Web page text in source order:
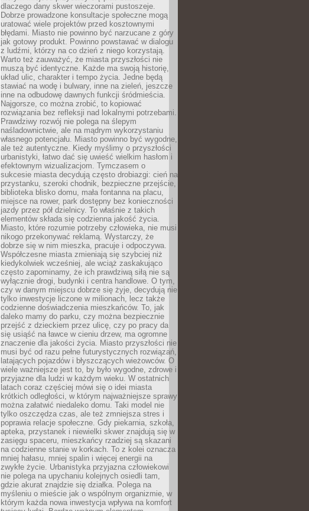
dlaczego dany skwer wieczorami pustoszeje.
Dobrze prowadzone konsultacje społeczne mogą
uratować wiele projektów przed kosztownymi
błędami. Miasto nie powinno być narzucane z góry
jak gotowy produkt. Powinno powstawać w dialogu
z ludźmi, którzy na co dzień z niego korzystają.
Warto też zauważyć, że miasta przyszłości nie
muszą być identyczne. Każde ma swoją historię,
układ ulic, charakter i tempo życia. Jedne będą
stawiać na wodę i bulwary, inne na zieleń, jeszcze
inne na odbudowę dawnych funkcji śródmieścia.
Najgorsze, co można zrobić, to kopiować
rozwiązania bez refleksji nad lokalnymi potrzebami.
Prawdziwy rozwój nie polega na ślepym
naśladownictwie, ale na mądrym wykorzystaniu
własnego potencjału. Miasto powinno być wygodne,
ale też autentyczne. Kiedy myślimy o przyszłości
urbanistyki, łatwo dać się uwieść wielkim hasłom i
efektownym wizualizacjom. Tymczasem o
sukcesie miasta decydują często drobiazgi: cień na
przystanku, szeroki chodnik, bezpieczne przejście,
biblioteka blisko domu, mała fontanna na placu,
miejsce na rower, park dostępny bez konieczności
jazdy przez pół dzielnicy. To właśnie z takich
elementów składa się codzienna jakość życia.
Miasto, które rozumie potrzeby człowieka, nie musi
nikogo przekonywać reklamą. Wystarczy, że
dobrze się w nim mieszka, pracuje i odpoczywa.
Współczesne miasta zmieniają się szybciej niż
kiedykolwiek wcześniej, ale wciąż zaskakująco
często zapominamy, że ich prawdziwą siłą nie są
wyłącznie drogi, budynki i centra handlowe. O tym,
czy w danym miejscu dobrze się żyje, decydują nie
tylko inwestycje liczone w milionach, lecz także
codzienne doświadczenia mieszkańców. To, jak
daleko mamy do parku, czy można bezpiecznie
przejść z dzieckiem przez ulicę, czy po pracy da
się usiąść na ławce w cieniu drzew, ma ogromne
znaczenie dla jakości życia. Miasto przyszłości nie
musi być od razu pełne futurystycznych rozwiązań,
latających pojazdów i błyszczących wieżowców. O
wiele ważniejsze jest to, by było wygodne, zdrowe i
przyjazne dla ludzi w każdym wieku. W ostatnich
latach coraz częściej mówi się o idei miasta
krótkich odległości, w którym najważniejsze sprawy
można załatwić niedaleko domu. Taki model nie
tylko oszczędza czas, ale też zmniejsza stres i
poprawia relacje społeczne. Gdy piekarnia, szkoła,
apteka, przystanek i niewielki skwer znajdują się w
zasięgu spaceru, mieszkańcy rzadziej są skazani
na codzienne stanie w korkach. To z kolei oznacza
mniej hałasu, mniej spalin i więcej energii na
zwykłe życie. Urbanistyka przyjazna człowiekowi
nie polega na upychaniu kolejnych osiedli tam,
gdzie akurat znajdzie się działka. Polega na
myśleniu o mieście jak o wspólnym organizmie, w
którym każda nowa inwestycja wpływa na komfort